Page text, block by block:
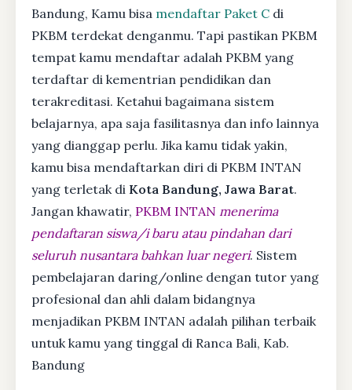
Bandung, Kamu bisa mendaftar Paket C di
PKBM terdekat denganmu. Tapi pastikan PKBM
tempat kamu mendaftar adalah PKBM yang
terdaftar di kementrian pendidikan dan
terakreditasi. Ketahui bagaimana sistem
belajarnya, apa saja fasilitasnya dan info lainnya
yang dianggap perlu. Jika kamu tidak yakin,
kamu bisa mendaftarkan diri di PKBM INTAN
yang terletak di Kota Bandung, Jawa Barat.
Jangan khawatir, PKBM INTAN menerima
pendaftaran siswa/i baru atau pindahan dari
seluruh nusantara bahkan luar negeri. Sistem
pembelajaran daring/online dengan tutor yang
profesional dan ahli dalam bidangnya
menjadikan PKBM INTAN adalah pilihan terbaik
untuk kamu yang tinggal di Ranca Bali, Kab.
Bandung